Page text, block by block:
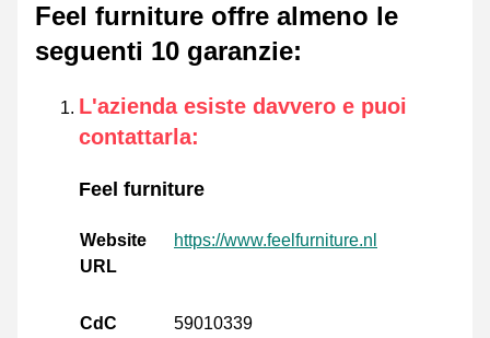
Feel furniture offre almeno le
seguenti 10 garanzie:
L'azienda esiste davvero e puoi
contattarla:
Feel furniture
Website
URL
https://www.feelfurniture.nl
CdC
59010339